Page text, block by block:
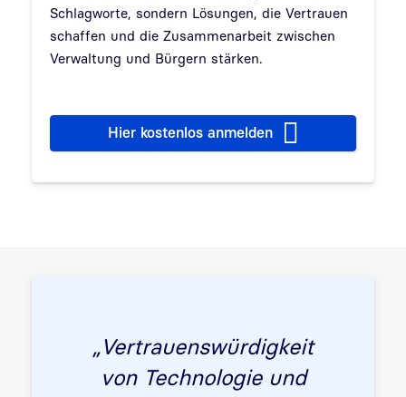
Schlagworte, sondern Lösungen, die Vertrauen
schaffen und die Zusammenarbeit zwischen
Verwaltung und Bürgern stärken.
Hier kostenlos anmelden
„Vertrauenswürdigkeit
von Technologie und